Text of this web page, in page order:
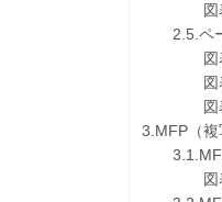
図表 9
2.5.ペー
図表 10
図表 11
図表 12
3.MFP（複
図表 13